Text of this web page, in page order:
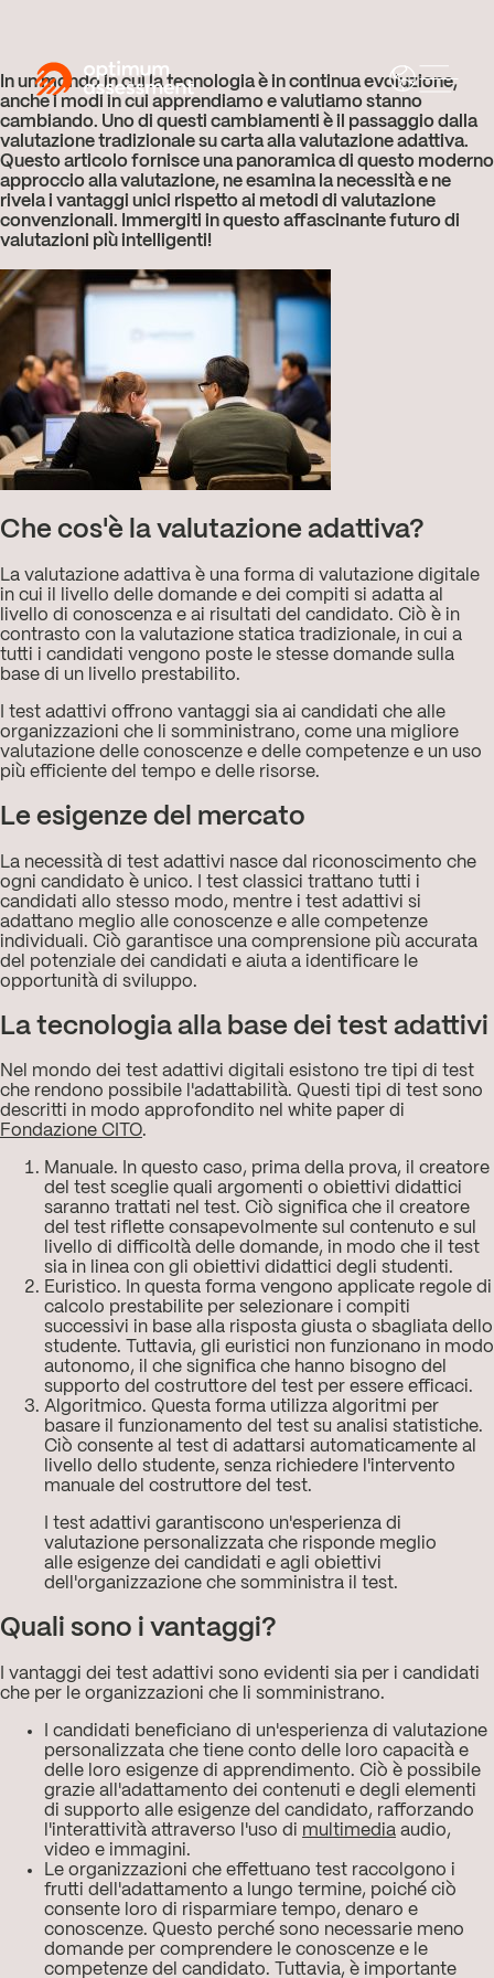
In un mondo in cui la tecnologia è in continua evoluzione,
anche i modi in cui apprendiamo e valutiamo stanno
cambiando. Uno di questi cambiamenti è il passaggio dalla
valutazione tradizionale su carta alla valutazione adattiva.
Questo articolo fornisce una panoramica di questo moderno
approccio alla valutazione, ne esamina la necessità e ne
rivela i vantaggi unici rispetto ai metodi di valutazione
convenzionali. Immergiti in questo affascinante futuro di
valutazioni più intelligenti!
Che cos'è la valutazione adattiva?
La valutazione adattiva è una forma di valutazione digitale
in cui il livello delle domande e dei compiti si adatta al
livello di conoscenza e ai risultati del candidato. Ciò è in
contrasto con la valutazione statica tradizionale, in cui a
tutti i candidati vengono poste le stesse domande sulla
base di un livello prestabilito.
I test adattivi offrono vantaggi sia ai candidati che alle
organizzazioni che li somministrano, come una migliore
valutazione delle conoscenze e delle competenze e un uso
più efficiente del tempo e delle risorse.
Le esigenze del mercato
La necessità di test adattivi nasce dal riconoscimento che
ogni candidato è unico. I test classici trattano tutti i
candidati allo stesso modo, mentre i test adattivi si
adattano meglio alle conoscenze e alle competenze
individuali. Ciò garantisce una comprensione più accurata
del potenziale dei candidati e aiuta a identificare le
opportunità di sviluppo.
La tecnologia alla base dei test adattivi
Nel mondo dei test adattivi digitali esistono tre tipi di test
che rendono possibile l'adattabilità. Questi tipi di test sono
descritti in modo approfondito nel white paper di
Fondazione CITO.
Manuale. In questo caso, prima della prova, il creatore
del test sceglie quali argomenti o obiettivi didattici
saranno trattati nel test. Ciò significa che il creatore
del test riflette consapevolmente sul contenuto e sul
livello di difficoltà delle domande, in modo che il test
sia in linea con gli obiettivi didattici degli studenti.
Euristico. In questa forma vengono applicate regole di
calcolo prestabilite per selezionare i compiti
successivi in base alla risposta giusta o sbagliata dello
studente. Tuttavia, gli euristici non funzionano in modo
autonomo, il che significa che hanno bisogno del
supporto del costruttore del test per essere efficaci.
Algoritmico. Questa forma utilizza algoritmi per
basare il funzionamento del test su analisi statistiche.
Ciò consente al test di adattarsi automaticamente al
livello dello studente, senza richiedere l'intervento
manuale del costruttore del test.
I test adattivi garantiscono un'esperienza di
valutazione personalizzata che risponde meglio
alle esigenze dei candidati e agli obiettivi
dell'organizzazione che somministra il test.
Quali sono i vantaggi?
I vantaggi dei test adattivi sono evidenti sia per i candidati
che per le organizzazioni che li somministrano.
I candidati beneficiano di un'esperienza di valutazione
personalizzata che tiene conto delle loro capacità e
delle loro esigenze di apprendimento. Ciò è possibile
grazie all'adattamento dei contenuti e degli elementi
di supporto alle esigenze del candidato, rafforzando
l'interattività attraverso l'uso di multimedia audio,
video e immagini.
Le organizzazioni che effettuano test raccolgono i
frutti dell'adattamento a lungo termine, poiché ciò
consente loro di risparmiare tempo, denaro e
conoscenze. Questo perché sono necessarie meno
domande per comprendere le conoscenze e le
competenze del candidato. Tuttavia, è importante